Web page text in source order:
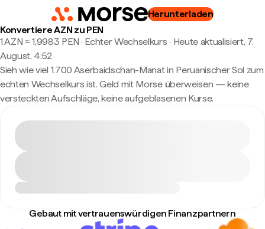
Herunterladen
Konvertiere AZN zu PEN
1 AZN ≈ 1,9983 PEN · Echter Wechselkurs · Heute aktualisiert, 7.
August, 4:52
Sieh wie viel 1.700 Aserbaidschan-Manat in Peruanischer Sol zum
echten Wechselkurs ist. Geld mit Morse überweisen — keine
versteckten Aufschläge, keine aufgeblasenen Kurse.
Gebaut mit vertrauenswürdigen Finanzpartnern